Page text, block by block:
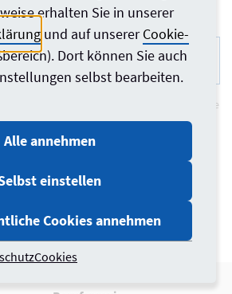
die
können sich hier einen Account für die
uns gerne an.
erhalten Sie in unserer
und auf unsererCookie-
Dort können Sie auch
selbst bearbeiten.
Alle annehmen
einstellen
Cookies annehmen
Cookies